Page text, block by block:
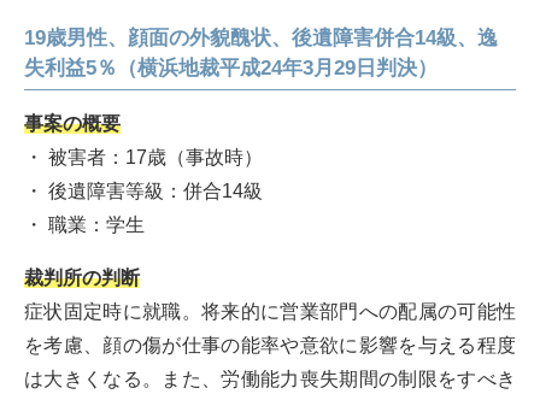
19歳男性、顔面の外貌醜状、後遺障害併合14級、逸
失利益5％（横浜地裁平成24年3月29日判決）
事案の概要
・ 被害者：17歳（事故時）
・ 後遺障害等級：併合14級
・ 職業：学生
裁判所の判断
症状固定時に就職。将来的に営業部門への配属の可能性
を考慮、顔の傷が仕事の能率や意欲に影響を与える程度
は大きくなる。また、労働能力喪失期間の制限をすべき